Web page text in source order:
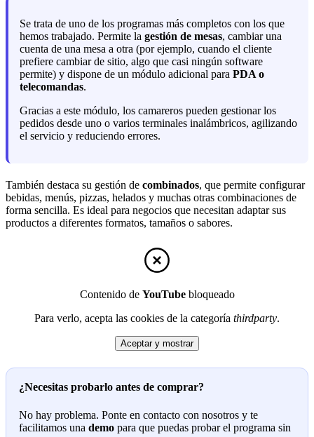
Se trata de uno de los programas más completos con los que
hemos trabajado. Permite la gestión de mesas, cambiar una
cuenta de una mesa a otra (por ejemplo, cuando el cliente
prefiere cambiar de sitio, algo que casi ningún software
permite) y dispone de un módulo adicional para PDA o
telecomandas.
Gracias a este módulo, los camareros pueden gestionar los
pedidos desde uno o varios terminales inalámbricos, agilizando
el servicio y reduciendo errores.
También destaca su gestión de combinados, que permite configurar
bebidas, menús, pizzas, helados y muchas otras combinaciones de
forma sencilla. Es ideal para negocios que necesitan adaptar sus
productos a diferentes formatos, tamaños o sabores.
Contenido de YouTubebloqueado
Para verlo, acepta las cookies de la categoría thirdparty.
Aceptar y mostrar
¿Necesitas probarlo antes de comprar?
No hay problema. Ponte en contacto con nosotros y te
facilitamos una demo para que puedas probar el programa sin